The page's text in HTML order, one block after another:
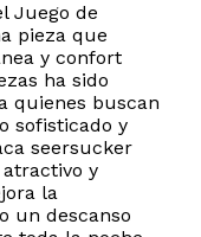
Juego de
pieza que
y confort
ha sido
quienes buscan
sofisticado y
seersucker
y
la
un descanso